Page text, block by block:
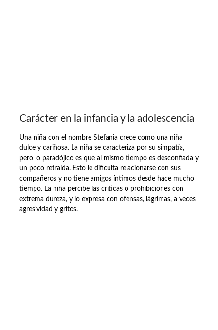
Carácter en la infancia y la adolescencia
Una niña con el nombre Stefania crece como una niña
dulce y cariñosa. La niña se caracteriza por su simpatía,
pero lo paradójico es que al mismo tiempo es desconfiada y
un poco retraída. Esto le dificulta relacionarse con sus
compañeros y no tiene amigos íntimos desde hace mucho
tiempo. La niña percibe las críticas o prohibiciones con
extrema dureza, y lo expresa con ofensas, lágrimas, a veces
agresividad y gritos.